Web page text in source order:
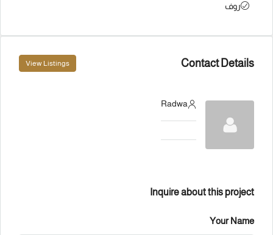
روف
Contact Details
View Listings
Radwa
Inquire about this project
Your Name